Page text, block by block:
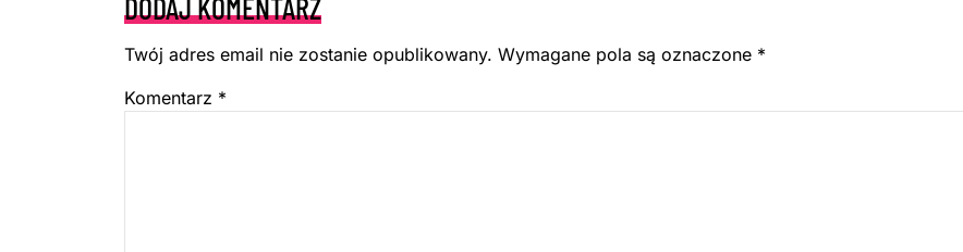
DODAJ KOMENTARZ
Twój adres email nie zostanie opublikowany. Wymagane pola są oznaczone *
Komentarz *